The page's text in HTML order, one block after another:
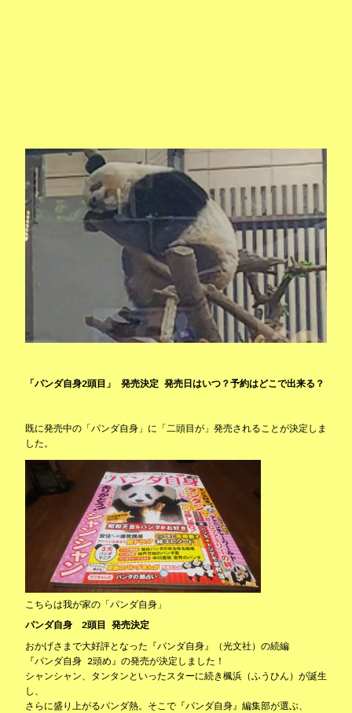
「パンダ自身2頭目」 発売決定 発売日はいつ？予約はどこで出来る？
既に発売中の「パンダ自身」に「二頭目が」発売されることが決定しま
した。
こちらは我が家の「パンダ自身」
パンダ自身 2頭目 発売決定
おかげさまで大好評となった『パンダ自身』（光文社）の続編
『パンダ自身 2頭め』の発売が決定しました！
シャンシャン、タンタンといったスターに続き楓浜（ふうひん）が誕生
し、
さらに盛り上がるパンダ熱。そこで『パンダ自身』編集部が選ぶ、